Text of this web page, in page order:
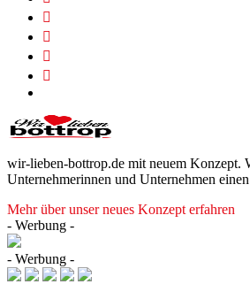
wir-lieben-bottrop.de mit neuem Konzept.
Unternehmerinnen und Unternehmen
Mehr über unser neues Konzept erfahren
- Werbung -
- Werbung -